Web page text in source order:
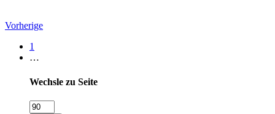
Vorherige
1
…
Wechsle zu Seite